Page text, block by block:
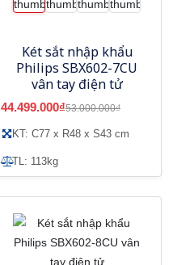
Két sắt nhập khẩu
Philips SBX602-7CU
vân tay điện tử
44.499.000₫53.000.000₫
KT: C77 x R48 x S43 cm
TL: 113kg